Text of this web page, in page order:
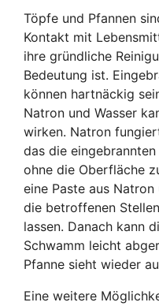
Töpfe und Pfannen
Kontakt mit
ihre gründliche
Bedeutung ist.
können hartnäckig
Natron und Wasser
wirken. Natron
das die
ohne die Oberfläche
eine Paste aus
die betroffenen
lassen. Danach kann
Schwamm leicht
Pfanne sieht wieder
Eine weitere